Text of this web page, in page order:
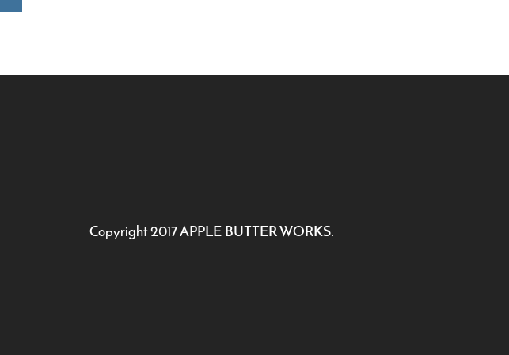
Copyright 2017 APPLE BUTTER WORKS.